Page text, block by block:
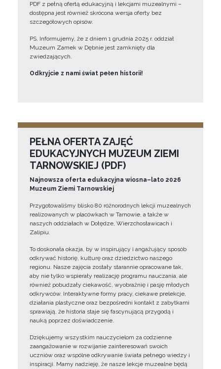
PDF z pełną ofertą edukacyjną i lekcjami muzealnymi –
dostępna jest również skrócona wersja oferty bez
szczegółowych opisów.
PS. Informujemy, że z dniem 1 grudnia 2025 r. oddział
Muzeum Zamek w Dębnie jest zamknięty dla
zwiedzających.
Odkryjcie z nami świat pełen historii!
PEŁNA OFERTA ZAJĘĆ
EDUKACYJNYCH MUZEUM ZIEMI
TARNOWSKIEJ (PDF)
Najnowsza oferta edukacyjna wiosna–lato 2026
Muzeum Ziemi Tarnowskiej
Przygotowaliśmy blisko 80 różnorodnych lekcji muzealnych
realizowanych w placówkach w Tarnowie, a także w
naszych oddziałach w Dołędze, Wierzchosławicach i
Zalipiu.
To doskonała okazja, by w inspirujący i angażujący sposób
odkrywać historię, kulturę oraz dziedzictwo naszego
regionu. Nasze zajęcia zostały starannie opracowane tak,
aby nie tylko wspierały realizację programu nauczania, ale
również pobudzały ciekawość, wyobraźnię i pasję młodych
odkrywców. Interaktywne formy pracy, ciekawe prelekcje,
działania plastyczne oraz bezpośredni kontakt z zabytkami
sprawiają, że historia staje się fascynującą przygodą i
nauką poprzez doświadczenie.
Dziękujemy wszystkim nauczycielom za codzienne
zaangażowanie w rozwijanie zainteresowań swoich
uczniów oraz wspólne odkrywanie świata pełnego wiedzy i
inspiracji. Mamy nadzieję, że nasze lekcje muzealne będą